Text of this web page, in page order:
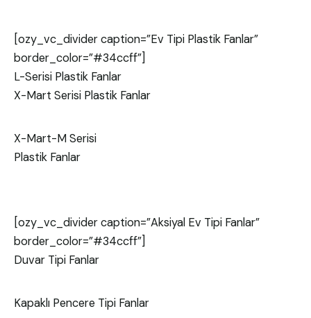
[ozy_vc_divider caption=”Ev Tipi Plastik Fanlar”
border_color=”#34ccff”]
L-Serisi Plastik Fanlar
X-Mart Serisi Plastik Fanlar
X-Mart-M Serisi
Plastik Fanlar
[ozy_vc_divider caption=”Aksiyal Ev Tipi Fanlar”
border_color=”#34ccff”]
Duvar Tipi Fanlar
Kapaklı Pencere Tipi Fanlar